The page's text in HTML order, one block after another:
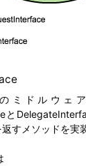
ミドルウェ
と
すメソッドを実